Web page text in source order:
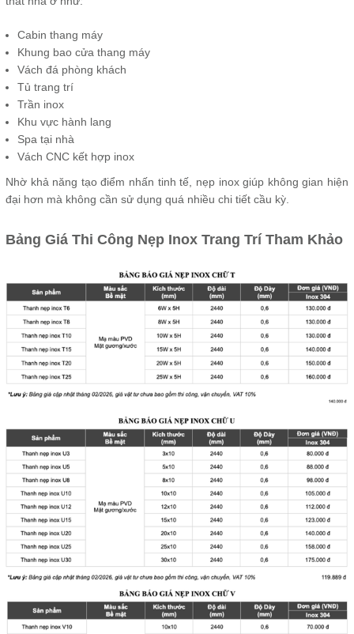
Cabin thang máy
Khung bao cửa thang máy
Vách đá phòng khách
Tủ trang trí
Trần inox
Khu vực hành lang
Spa tại nhà
Vách CNC kết hợp inox
Nhờ khả năng tạo điểm nhấn tinh tế, nẹp inox giúp không gian hiện
đại hơn mà không cần sử dụng quá nhiều chi tiết cầu kỳ.
Bảng Giá Thi Công Nẹp Inox Trang Trí Tham Khảo